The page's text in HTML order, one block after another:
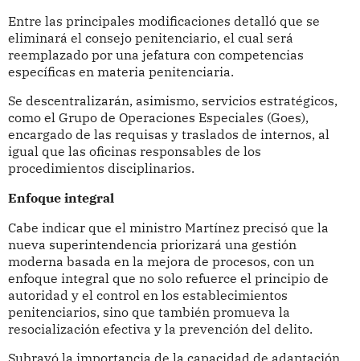
Entre las principales modificaciones detalló que se
eliminará el consejo penitenciario, el cual será
reemplazado por una jefatura con competencias
específicas en materia penitenciaria.
Se descentralizarán, asimismo, servicios estratégicos,
como el Grupo de Operaciones Especiales (Goes),
encargado de las requisas y traslados de internos, al
igual que las oficinas responsables de los
procedimientos disciplinarios.
Enfoque integral
Cabe indicar que el ministro Martínez precisó que la
nueva superintendencia priorizará una gestión
moderna basada en la mejora de procesos, con un
enfoque integral que no solo refuerce el principio de
autoridad y el control en los establecimientos
penitenciarios, sino que también promueva la
resocialización efectiva y la prevención del delito.